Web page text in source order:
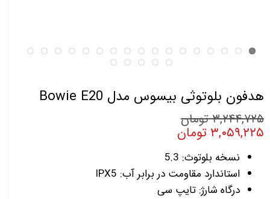
هدفون بلوتوثی بیسوس مدل Bowie E20
۳,۲۴۴,۷۲۵ تومان
۳,۰۵۹,۲۲۵ تومان
نسخه بلوتوث: 5.3
استاندارد مقاومت در برابر آب: IPX5
درگاه شارژ: تایپ سی